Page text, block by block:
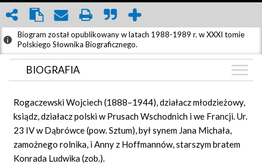
Biogram został opublikowany w latach 1988-1989 r. w XXXI tomie
Polskiego Słownika Biograficznego.
BIOGRAFIA
GRAF POWIĄZAŃ
DYSKUSJA
Mapa
Rogaczewski Wojciech (1888–1944), działacz młodzieżowy,
ksiądz, działacz polski w Prusach Wschodnich i we Francji. Ur.
23 IV w Dąbrówce (pow. Sztum), był synem Jana Michała,
zamożnego rolnika, i Anny z Hoffmannów, starszym bratem
Konrada Ludwika (zob.).